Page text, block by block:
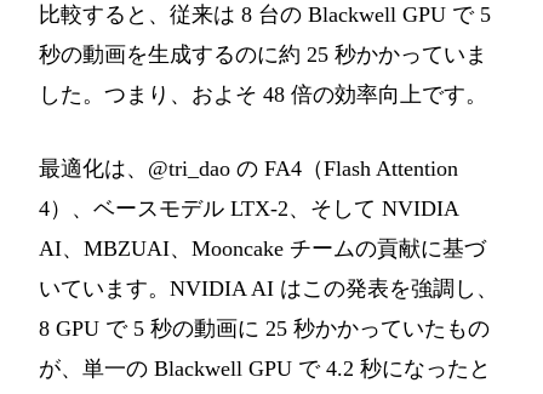
比較すると、従来は 8 台の Blackwell GPU で 5
秒の動画を生成するのに約 25 秒かかっていま
した。つまり、およそ 48 倍の効率向上です。
最適化は、@tri_dao の FA4（Flash Attention
4）、ベースモデル LTX-2、そして NVIDIA
AI、MBZUAI、Mooncake チームの貢献に基づ
いています。NVIDIA AI はこの発表を強調し、
8 GPU で 5 秒の動画に 25 秒かかっていたもの
が、単一の Blackwell GPU で 4.2 秒になったと